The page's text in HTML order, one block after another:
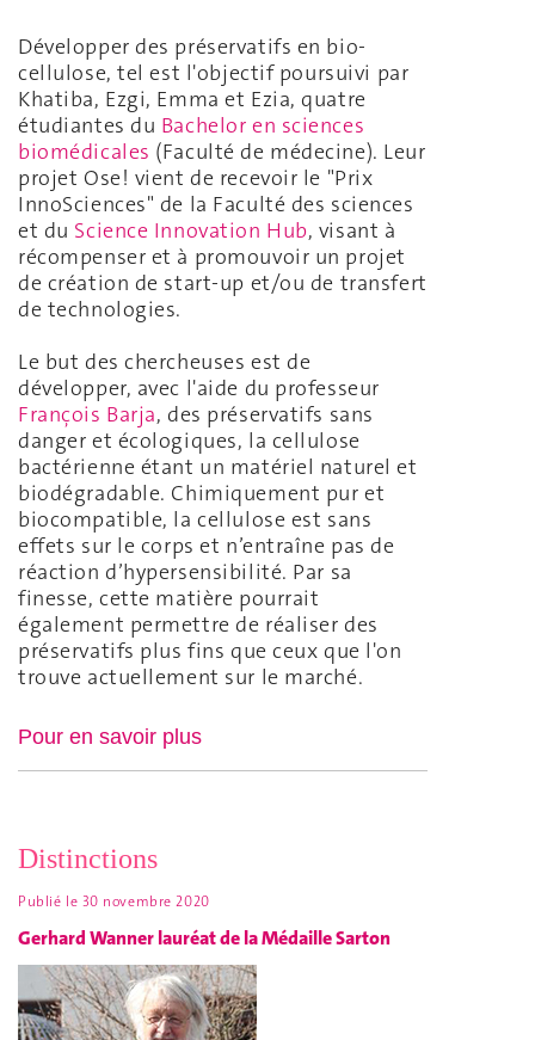
Développer des préservatifs en bio-
cellulose, tel est l'objectif poursuivi par
Khatiba, Ezgi, Emma et Ezia, quatre
étudiantes du Bachelor en sciences
biomédicales (Faculté de médecine). Leur
projet Ose! vient de recevoir le "Prix
InnoSciences" de la Faculté des sciences
et du Science Innovation Hub, visant à
récompenser et à promouvoir un projet
de création de start-up et/ou de transfert
de technologies.
Le but des chercheuses est de
développer, avec l'aide du professeur
François Barja, des préservatifs sans
danger et écologiques, la cellulose
bactérienne étant un matériel naturel et
biodégradable. Chimiquement pur et
biocompatible, la cellulose est sans
effets sur le corps et n’entraîne pas de
réaction d’hypersensibilité. Par sa
finesse, cette matière pourrait
également permettre de réaliser des
préservatifs plus fins que ceux que l'on
trouve actuellement sur le marché.
Pour en savoir plus
Distinctions
Publié le 30 novembre 2020
Gerhard Wanner lauréat de la Médaille Sarton